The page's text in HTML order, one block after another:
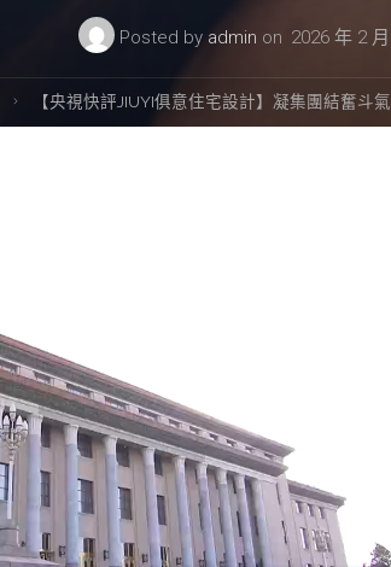
Posted by admin on 2026 年 2
【央視快評JIUYI俱意住宅設計】凝集團結奮斗